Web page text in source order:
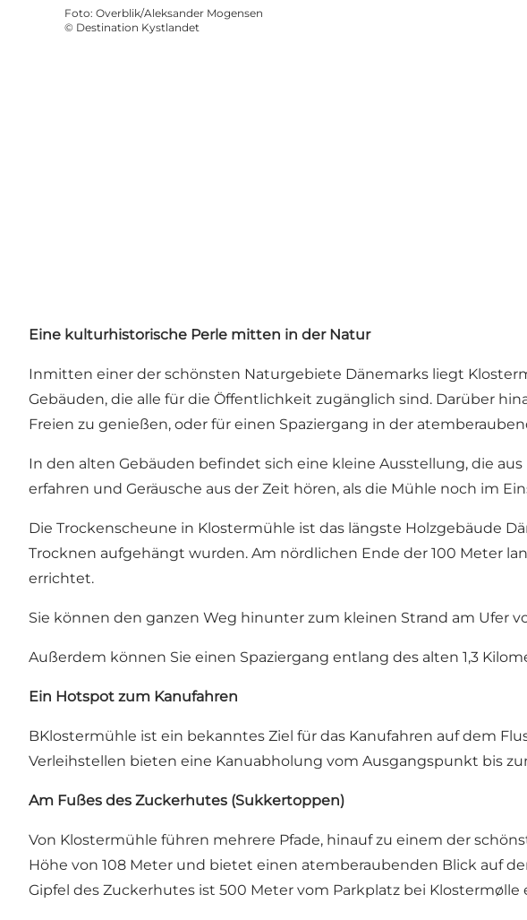
Foto: Overblik/Aleksander Mogensen
© Destination Kystlandet
Eine kulturhistorische Perle mitten in der Natur
Inmitten einer der schönsten Naturgebiete Dänemarks liegt
Gebäuden, die alle für die Öffentlichkeit zugänglich sind. Darüber
Freien zu genießen, oder für einen Spaziergang in der
In den alten Gebäuden befindet sich eine kleine Ausstellung, die
erfahren und Geräusche aus der Zeit hören, als die Mühle noch im
Die Trockenscheune in Klostermühle ist das längste Holzgebäude
Trocknen aufgehängt wurden. Am nördlichen Ende der 100 Meter
errichtet.
Sie können den ganzen Weg hinunter zum kleinen Strand am Ufer
Außerdem können Sie einen Spaziergang entlang des alten 1,3
Ein Hotspot zum Kanufahren
BKlostermühle ist ein bekanntes Ziel für das Kanufahren auf dem
Verleihstellen bieten eine Kanuabholung vom Ausgangspunkt bis
Am Fußes des Zuckerhutes (Sukkertoppen)
Von Klostermühle führen mehrere Pfade, hinauf zu einem der
Höhe von 108 Meter und bietet einen atemberaubenden Blick auf
Gipfel des Zuckerhutes ist 500 Meter vom Parkplatz bei Klostermølle